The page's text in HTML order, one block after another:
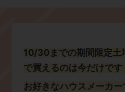
10/30ま での期間限定
で買えるのは今だけです
お好きなハウスメーカ